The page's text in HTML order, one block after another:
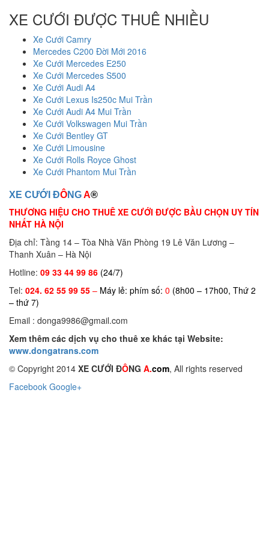
XE CƯỚI ĐƯỢC THUÊ NHIỀU
Xe Cưới Camry
Mercedes C200 Đời Mới 2016
Xe Cưới Mercedes E250
Xe Cưới Mercedes S500
Xe Cưới Audi A4
Xe Cưới Lexus Is250c Mui Trần
Xe Cưới Audi A4 Mui Trần
Xe Cưới Volkswagen Mui Trần
Xe Cưới Bentley GT
Xe Cưới Limousine
Xe Cưới Rolls Royce Ghost
Xe Cưới Phantom Mui Trần
XE CƯỚI ĐÔNGA®
THƯƠNG HIỆU CHO THUÊ XE CƯỚI ĐƯỢC BẦU CHỌN UY TÍN
NHẤT HÀ NỘI
Địa chỉ: Tầng 14 – Tòa Nhà Văn Phòng 19 Lê Văn Lương –
Thanh Xuân – Hà Nội
Hotline: 09 33 44 99 86 (24/7)
Tel: 024. 62 55 99 55 – Máy lẻ: phím số: 0 (8h00 – 17h00, Thứ 2
– thứ 7)
Email : donga9986@gmail.com
Xem thêm các dịch vụ cho thuê xe khác tại Website:
www.dongatrans.com
© Copyright 2014 XE CƯỚI ĐÔNG A.com, All rights reserved
Facebook Google+